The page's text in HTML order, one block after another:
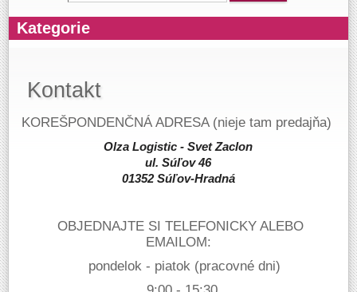
Kategorie
Kontakt
KOREŠPONDENČNÁ ADRESA (nieje tam predajňa)
Olza Logistic - Svet Zaclon
ul. Súľov 46
01352 Súľov-Hradná
OBJEDNAJTE SI TELEFONICKY ALEBO
EMAILOM:
pondelok - piatok (pracovné dni)